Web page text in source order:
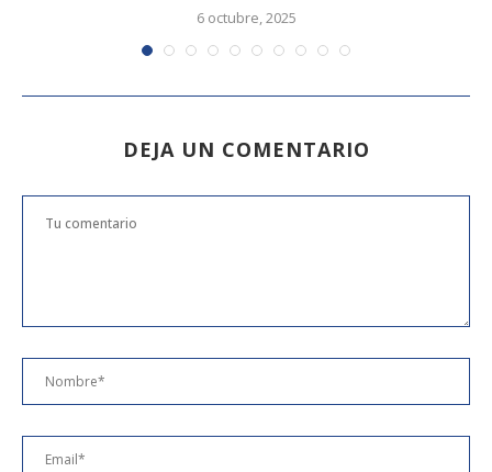
6 octubre, 2025
DEJA UN COMENTARIO